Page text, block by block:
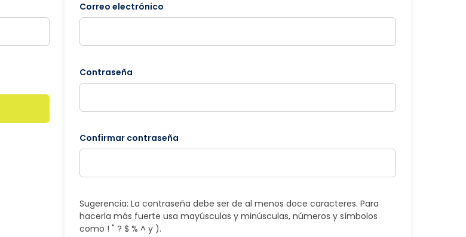
Correo electrónico
Contraseña
Confirmar contraseña
Sugerencia: La contraseña debe ser de al menos doce caracteres. Para
hacerla más fuerte usa mayúsculas y minúsculas, números y símbolos
como ! " ? $ % ^ y ).